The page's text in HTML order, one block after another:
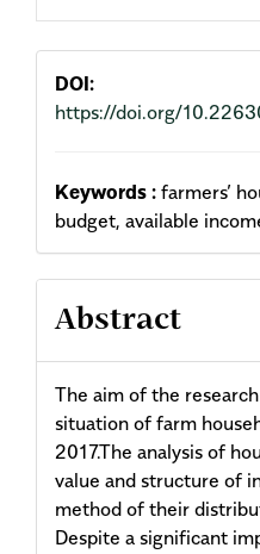
DOI:
https://doi.org/
Keywords : farmers’
budget, available
Abstract
The aim of the
situation of farm
2017.The analysis of
value and structure of
method of their
Despite a significant